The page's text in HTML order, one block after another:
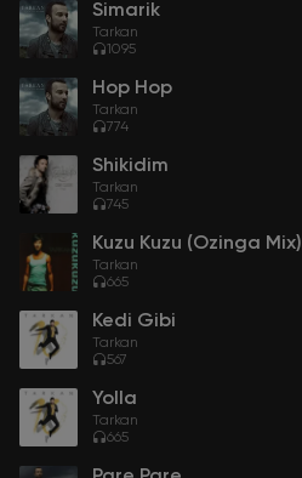
Simarik
Tarkan
1095
Hop Hop
Tarkan
774
Shikidim
Tarkan
745
Kuzu Kuzu (Ozinga Mix)
Tarkan
665
Kedi Gibi
Tarkan
567
Yolla
Tarkan
665